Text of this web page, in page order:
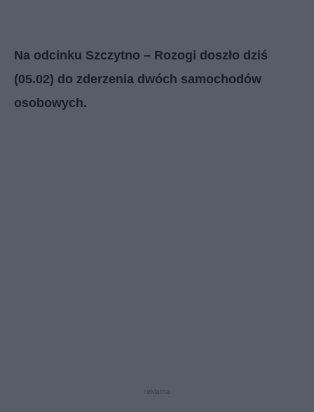
Na odcinku Szczytno – Rozogi doszło dziś
(05.02) do zderzenia dwóch samochodów
osobowych.
reklama